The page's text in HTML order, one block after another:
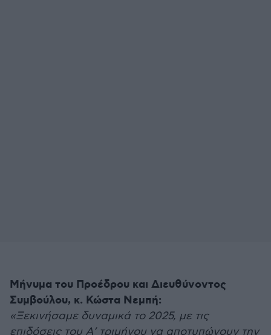
Μήνυμα του Προέδρου και Διευθύνοντος
Συμβούλου, κ. Κώστα Νεμπή:
«Ξεκινήσαμε δυναμικά το 2025, με τις
επιδόσεις του Α’ τριμήνου να αποτυπώνουν την